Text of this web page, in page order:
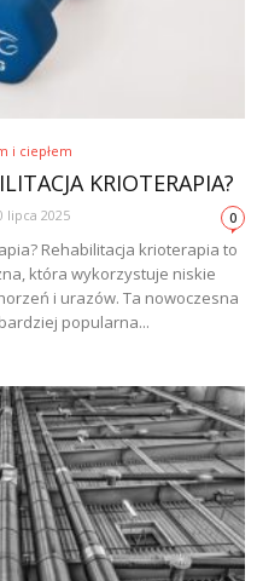
i ciepłem
KRIOTERAPIA?
lipca 2025 0
Rehabilitacja krioterapia to
która wykorzystuje niskie
i urazów. Ta nowoczesna
popularna...